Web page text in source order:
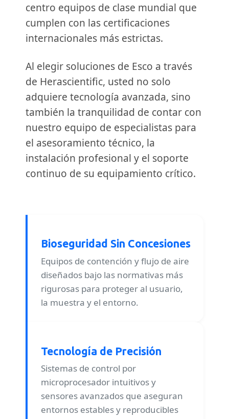
centro equipos de clase mundial que
cumplen con las certificaciones
internacionales más estrictas.
Al elegir soluciones de Esco a través
de Herascientific, usted no solo
adquiere tecnología avanzada, sino
también la tranquilidad de contar con
nuestro equipo de especialistas para
el asesoramiento técnico, la
instalación profesional y el soporte
continuo de su equipamiento crítico.
Bioseguridad Sin Concesiones
Equipos de contención y flujo de aire
diseñados bajo las normativas más
rigurosas para proteger al usuario,
la muestra y el entorno.
Tecnología de Precisión
Sistemas de control por
microprocesador intuitivos y
sensores avanzados que aseguran
entornos estables y reproducibles